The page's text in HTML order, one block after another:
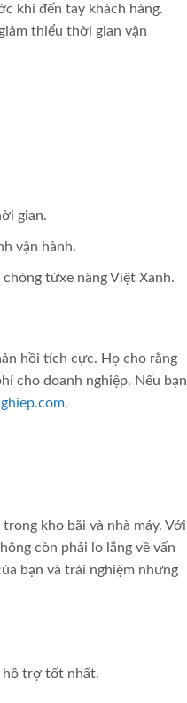
khi đến tay khách hàng.
thiểu thời gian vận
gian.
vận hành.
từxe nâng Việt Xanh.
hồi tích cực. Họ cho rằng
cho doanh nghiệp. Nếu bạn
.
kho bãi và nhà máy. Với
còn phải lo lắng về vấn
bạn và trải nghiệm những
hỗ trợ tốt nhất.